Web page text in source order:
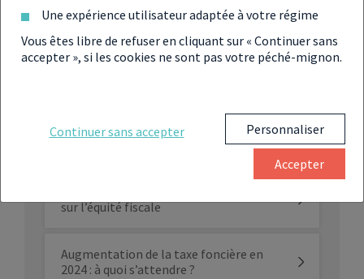
Jusqu’où la taxe foncière peut-elle
Augmentation de la taxe foncière :
sur l’équité fiscale
Augmentation de la taxe foncière en
2024 : à quoi s’attendre ?
Une expérience utilisateur adaptée à votre régime
Vous êtes libre de refuser en cliquant sur « Continuer sans
accepter », si les cookies ne sont pas votre péché-mignon.
Continuer sans accepter Personnaliser
Accepter